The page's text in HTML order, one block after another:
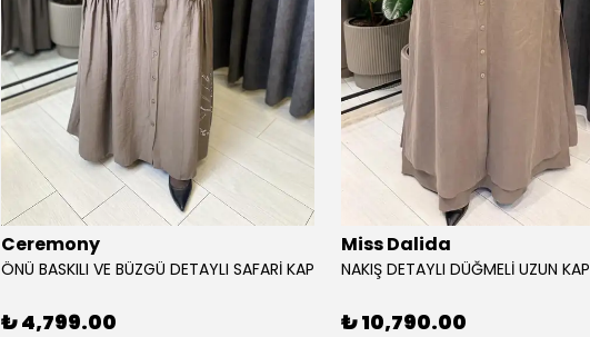
Ceremony
ÖNÜ BASKILI VE BÜZGÜ DETAYLI SAFARİ KAP
₺ 4,799.00
Miss Dalida
NAKIŞ DETAYLI DÜĞMELİ UZUN KAP
₺ 10,790.00